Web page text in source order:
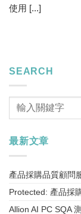
使用 [...]
SEARCH
最新文章
產品採購品質顧問
Protected: 產品採
Allion AI PC SQA